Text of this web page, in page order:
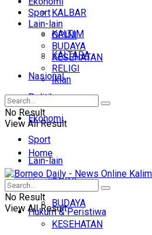
KALBAR
KALTIM
KALTARA
Nasional
Politik
Ekonomi
Sport
Lain-lain
OPINI
BUDAYA
KESEHATAN
Sport
Lain-lain
OPINI
BUDAYA
KESEHATAN
RELIGI
Iklan
No Result
View All Result
Home
Headline
Hukum & Peristiwa
No Result
View All Result